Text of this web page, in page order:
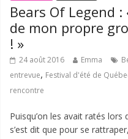
Bears Of Legend :
de mon propre
! »
24 août 2016 Emma
entrevue, Festival d'été de
rencontre
Puisqu’on les avait ratés lors
s’est dit que pour se